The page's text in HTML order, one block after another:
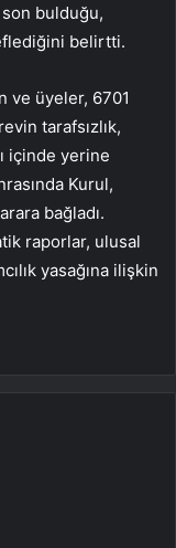
son bulduğu,
belirtti.
ve üyeler, 6701
tarafsızlık,
içinde yerine
Kurul,
bağladı.
raporlar, ulusal
yasağına ilişkin